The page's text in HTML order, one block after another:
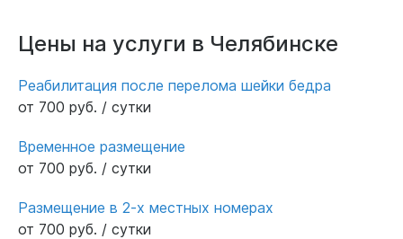
Цены на услуги в Челябинске
Реабилитация после перелома шейки бедра
от 700 руб. / сутки
Временное размещение
от 700 руб. / сутки
Размещение в 2-х местных номерах
от 700 руб. / сутки